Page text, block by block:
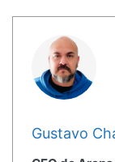
Gustavo